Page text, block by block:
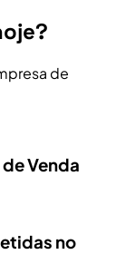
de
Venda
no